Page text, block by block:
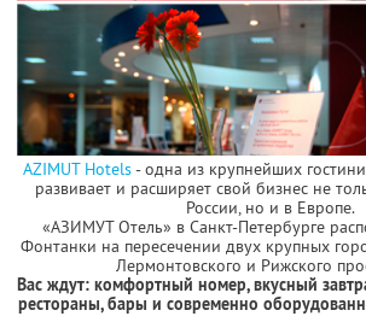
AZIMUT Hotels- одна из крупнейших
развивает и расширяет свой бизнес не
России, но и в Европе.
«АЗИМУТ Отель» в Санкт-Петербурге
Фонтанки на пересечении двух крупных
Лермонтовского и Рижского
Вас ждут: комфортный номер, вкусный
рестораны, бары и современно